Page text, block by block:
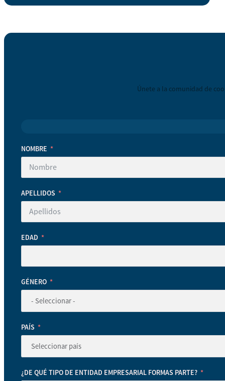
Únete a la comunidad de
NOMBRE
APELLIDOS
EDAD
GÉNERO
PAÍS
¿DE QUÉ TIPO DE ENTIDAD EMPRESARIAL FORMAS PARTE?